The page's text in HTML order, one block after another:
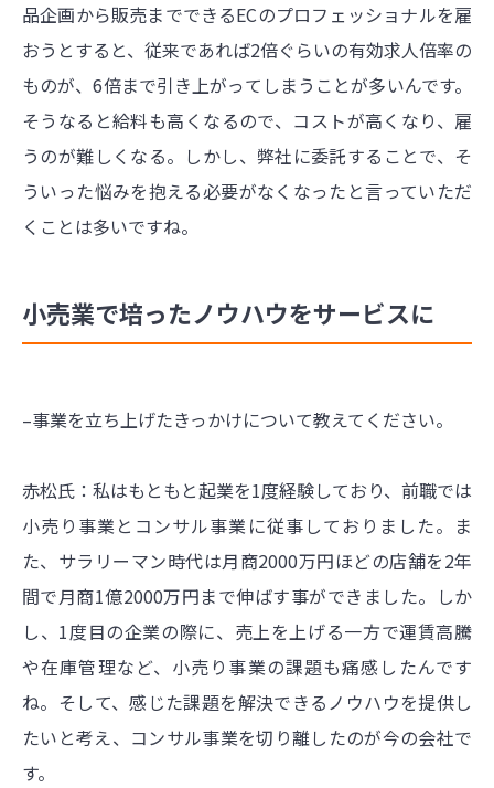
品企画から販売までできるECのプロフェッショナルを雇
おうとすると、従来であれば2倍ぐらいの有効求人倍率の
ものが、6倍まで引き上がってしまうことが多いんです。
そうなると給料も高くなるので、コストが高くなり、雇
うのが難しくなる。しかし、弊社に委託することで、そ
ういった悩みを抱える必要がなくなったと言っていただ
くことは多いですね。
小売業で培ったノウハウをサービスに
–事業を立ち上げたきっかけについて教えてください。
赤松氏：私はもともと起業を1度経験しており、前職では
小売り事業とコンサル事業に従事しておりました。ま
た、サラリーマン時代は月商2000万円ほどの店舗を2年
間で月商1億2000万円まで伸ばす事ができました。しか
し、1度目の企業の際に、売上を上げる一方で運賃高騰
や在庫管理など、小売り事業の課題も痛感したんです
ね。そして、感じた課題を解決できるノウハウを提供し
たいと考え、コンサル事業を切り離したのが今の会社で
す。